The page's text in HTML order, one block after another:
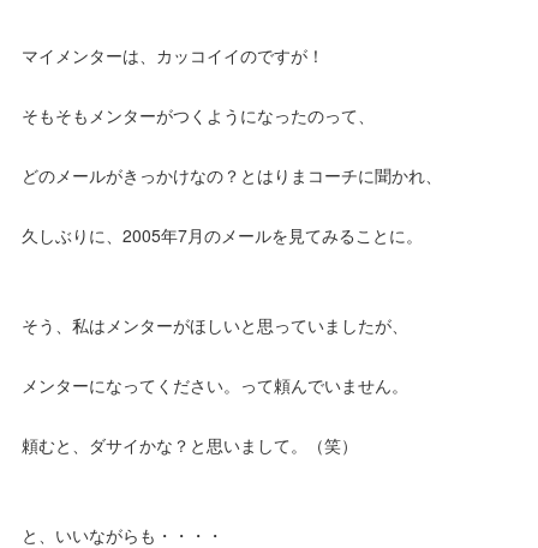
マイメンターは、カッコイイのですが！
そもそもメンターがつくようになったのって、
どのメールがきっかけなの？とはりまコーチに聞かれ、
久しぶりに、2005年7月のメールを見てみることに。
そう、私はメンターがほしいと思っていましたが、
メンターになってください。って頼んでいません。
頼むと、ダサイかな？と思いまして。（笑）
と、いいながらも・・・・